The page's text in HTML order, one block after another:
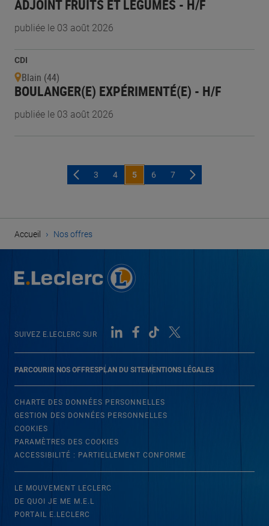
ADJOINT FRUITS ET LÉGUMES - H/F
publiée le 03 août 2026
CDI
Blain (44)
BOULANGER(E) EXPÉRIMENTÉ(E) - H/F
publiée le 03 août 2026
3 4 5 6 7
Accueil › Nos offres
PARCOURIR NOS OFFRESPLAN DU SITEMENTIONS LÉGALES
SUIVEZ E.LECLERC SUR
CHARTE DES DONNÉES PERSONNELLES
GESTION DES DONNÉES PERSONNELLES
COOKIES
PARAMÈTRES DES COOKIES
ACCESSIBILITÉ : PARTIELLEMENT CONFORME
LE MOUVEMENT LECLERC
DE QUOI JE ME M.E.L
PORTAIL E.LECLERC